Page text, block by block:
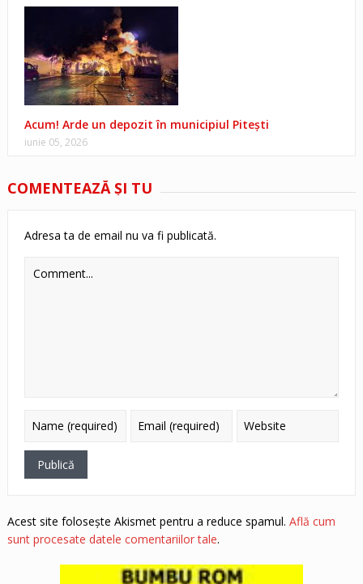
Acum! Arde un depozit în municipiul Pitești
iunie 05, 2026
COMENTEAZĂ ŞI TU
Adresa ta de email nu va fi publicată.
Acest site folosește Akismet pentru a reduce spamul. Află cum
sunt procesate datele comentariilor tale.